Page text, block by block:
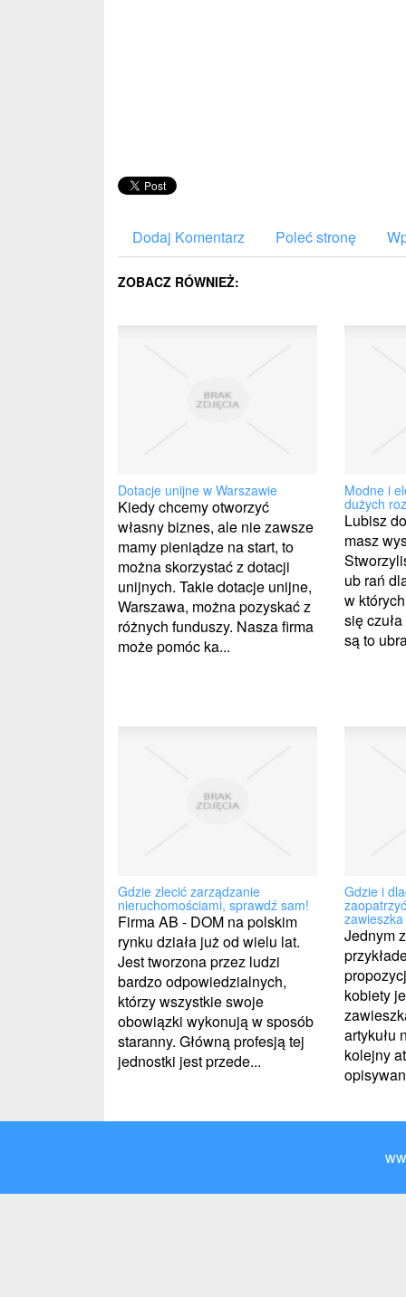
Dodaj Komentarz Poleć stronę
ZOBACZ RÓWNIEŻ:
Dotacje unijne w Warszawie
Kiedy chcemy otworzyć
własny biznes, ale nie zawsze
mamy pieniądze na start, to
można skorzystać z dotacji
unijnych. Takie dotacje unijne,
Warszawa, można pozyskać z
różnych funduszy. Nasza firma
może pomóc ka...
Modne i
dużych
Lubisz
masz
ub rań
w
się
są to
Gdzie zlecić zarządzanie
nieruchomościami, sprawdź sam!
Firma AB - DOM na polskim
rynku działa już od wielu lat.
Jest tworzona przez ludzi
bardzo odpowiedzialnych,
którzy wszystkie swoje
obowiązki wykonują w sposób
staranny. Główną profesją tej
jednostki jest przede...
Gdzie i
zawieszka
Jednym
kobiety
artykułu
kolejny